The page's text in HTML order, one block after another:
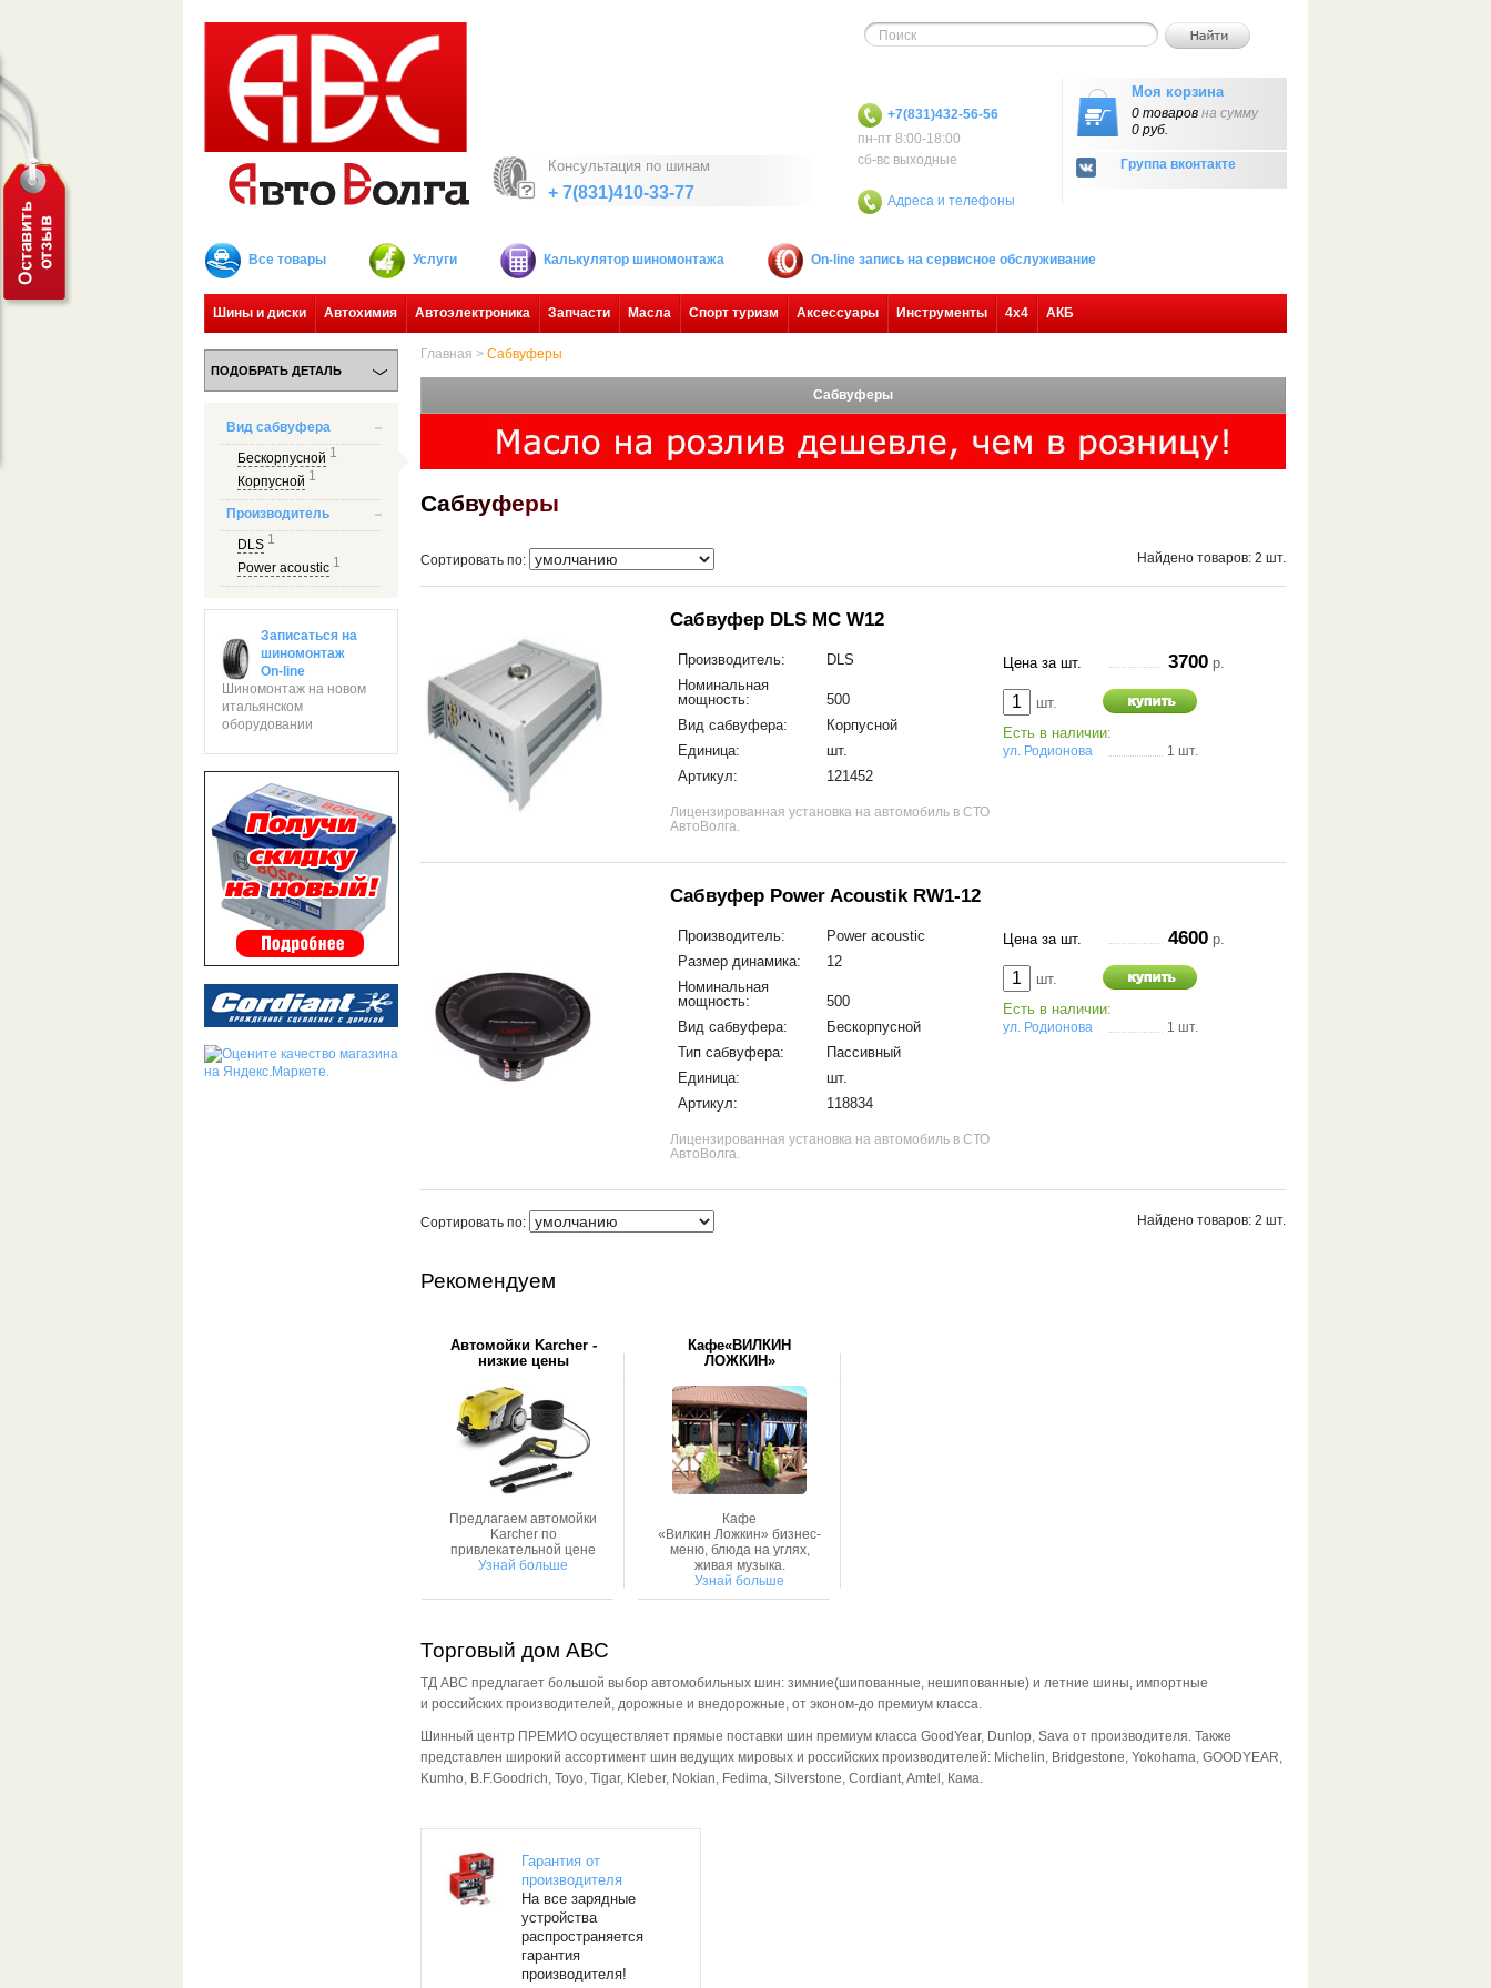
Консультация по шинам
+ 7(831)410-33-77
+7(831)432-56-56
пн-пт 8:00-18:00
сб-вс выходные
Адреса и телефоны
Группа вконтакте
Моя корзина
0 товаров на сумму
0 руб.
Все товары Услуги Калькулятор шиномонтажа On-line запись на сервисное обслуживание
Шины и диски Автохимия Автоэлектроника Запчасти Масла Спорт туризм Аксессуары Инструменты 4х4 АКБ
ПОДОБРАТЬ ДЕТАЛЬ
Вид сабвуфера
Бескорпусной 1
Корпусной 1
Производитель
DLS 1
Power acoustic 1
Записаться на
шиномонтаж
On-line
Шиномонтаж на новом
итальянском
оборудовании
Главная > Сабвуферы
Сабвуферы
Сабвуферы
Сортировать по: Найдено товаров: 2 шт.
Сабвуфер DLS MC W12
Производитель:
DLS
Номинальная
мощность:
500
Вид сабвуфера:
Корпусной
Единица:
шт.
Артикул:
121452
Лицензированная установка на автомобиль в СТО
АвтоВолга.
Цена за шт. 3700 р.
шт.
Есть в наличии:
ул. Родионова 1 шт.
Сабвуфер Power Acoustik RW1-12
Производитель:
Power acoustic
Размер динамика:
12
Номинальная
мощность:
500
Вид сабвуфера:
Бескорпусной
Тип сабвуфера:
Пассивный
Единица:
шт.
Артикул:
118834
Лицензированная установка на автомобиль в СТО
АвтоВолга.
Цена за шт. 4600 р.
шт.
Есть в наличии:
ул. Родионова 1 шт.
Сортировать по: Найдено товаров: 2 шт.
Рекомендуем
Автомойки Karcher -
низкие цены
Предлагаем автомойки
Karcher по
привлекательной цене
Узнай больше
Кафе«ВИЛКИН
ЛОЖКИН»
Кафе
«Вилкин Ложкин» бизнес-
меню, блюда на углях,
живая музыка.
Узнай больше
Торговый дом АВС
ТД АВС предлагает большой выбор автомобильных шин: зимние(шипованные, нешипованные) и летние шины, импортные
и российских производителей, дорожные и внедорожные, от эконом-до премиум класса.
Шинный центр ПРЕМИО осуществляет прямые поставки шин премиум класса GoodYear, Dunlop, Sava от производителя. Также
представлен широкий ассортимент шин ведущих мировых и российских производителей: Michelin, Bridgestone, Yokohama, GOODYEAR,
Kumho, B.F.Goodrich, Toyo, Tigar, Kleber, Nokian, Fedima, Silverstone, Cordiant, Amtel, Кама.
Гарантия от
производителя
На все зарядные
устройства
распространяется
гарантия
производителя!